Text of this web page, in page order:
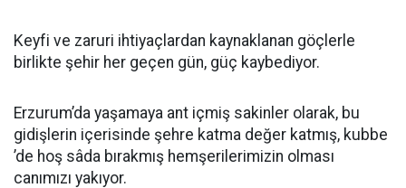
Keyfi ve zaruri ihtiyaçlardan kaynaklanan göçlerle
birlikte şehir her geçen gün, güç kaybediyor.
Erzurum’da yaşamaya ant içmiş sakinler olarak, bu
gidişlerin içerisinde şehre katma değer katmış, kubbe
’de hoş sâda bırakmış hemşerilerimizin olması
canımızı yakıyor.